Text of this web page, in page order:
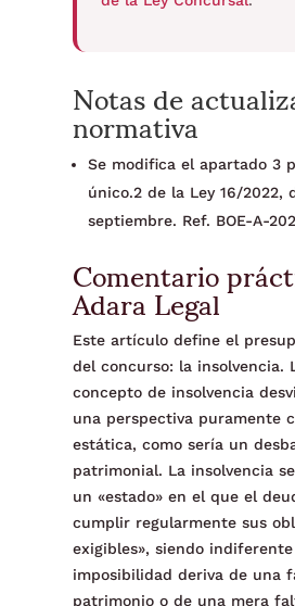
Notas de
normativa
Se modifica el apartado 3
único.2 de la Ley 16/2022,
septiembre. Ref. BOE-A-
Comentario
Adara Legal
Este artículo define el
del concurso: la insolvencia.
concepto de insolvencia
una perspectiva puramente
estática, como sería un
patrimonial. La insolvencia
un «estado» en el que el
cumplir regularmente sus
exigibles», siendo
imposibilidad deriva de una
patrimonio o de una mera